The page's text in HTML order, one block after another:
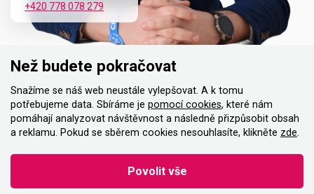
+420 778 078 279
Než budete pokračovat
Snažíme se náš web neustále vylepšovat. A k tomu
potřebujeme data. Sbíráme je pomocí cookies, které nám
pomáhají analyzovat návštěvnost a následně přizpůsobit obsah
a reklamu. Pokud se sběrem cookies nesouhlasíte, klikněte zde.
Povolit vše